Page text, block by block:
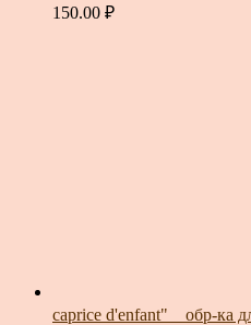
150.00 ₽
caprice d'enfant" _ обр-ка